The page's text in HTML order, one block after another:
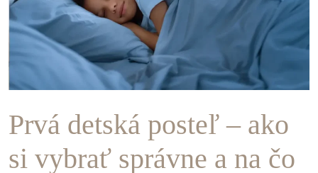
Prvá detská posteľ – ako
si vybrať správne a na čo